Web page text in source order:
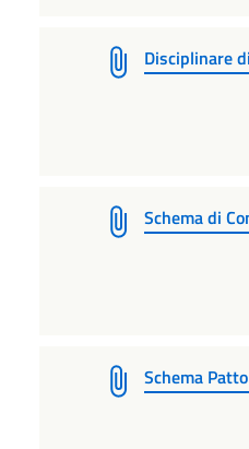
Disciplinare
Schema di
Schema